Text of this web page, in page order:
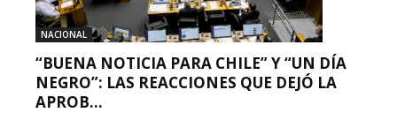
NACIONAL
“BUENA NOTICIA PARA CHILE” Y “UN DÍA
NEGRO”: LAS REACCIONES QUE DEJÓ LA
APROB...